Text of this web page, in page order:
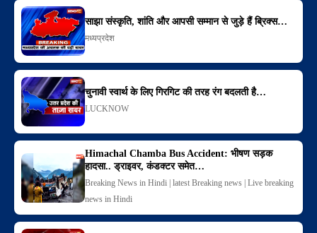
साझा संस्कृति, शांति और आपसी सम्मान से जुड़े हैं ब्रिक्स…
मध्यप्रदेश
चुनावी स्वार्थ के लिए गिरगिट की तरह रंग बदलती है…
LUCKNOW
Himachal Chamba Bus Accident: भीषण सड़क
हादसा.. ड्राइवर, कंडक्टर समेत…
Breaking News in Hindi | latest Breaking news | Live breaking
news in Hindi